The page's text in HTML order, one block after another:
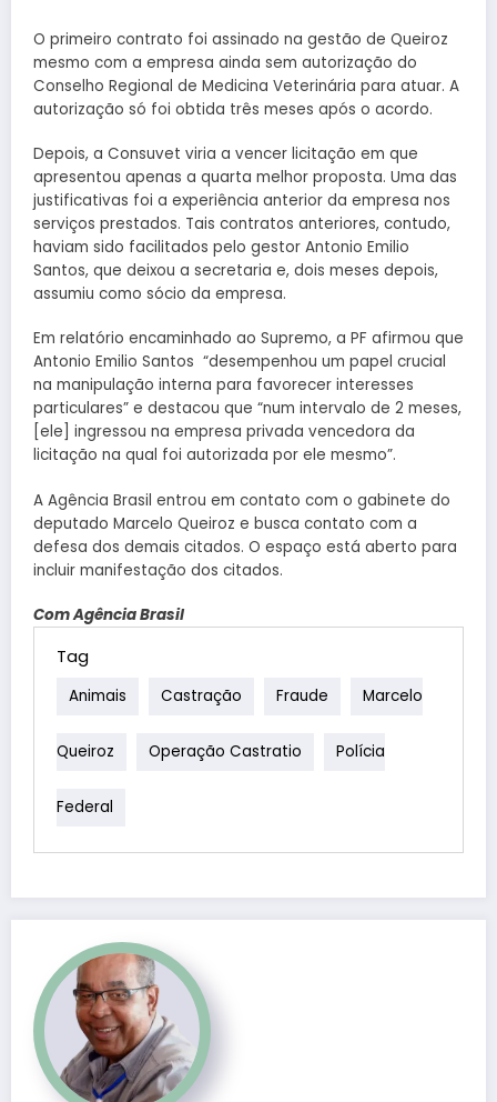
O primeiro contrato foi assinado na gestão de Queiroz
mesmo com a empresa ainda sem autorização do
Conselho Regional de Medicina Veterinária para atuar. A
autorização só foi obtida três meses após o acordo.
Depois, a Consuvet viria a vencer licitação em que
apresentou apenas a quarta melhor proposta. Uma das
justificativas foi a experiência anterior da empresa nos
serviços prestados. Tais contratos anteriores, contudo,
haviam sido facilitados pelo gestor Antonio Emilio
Santos, que deixou a secretaria e, dois meses depois,
assumiu como sócio da empresa.
Em relatório encaminhado ao Supremo, a PF afirmou que
Antonio Emilio Santos “desempenhou um papel crucial
na manipulação interna para favorecer interesses
particulares” e destacou que “num intervalo de 2 meses,
[ele] ingressou na empresa privada vencedora da
licitação na qual foi autorizada por ele mesmo”.
A Agência Brasil entrou em contato com o gabinete do
deputado Marcelo Queiroz e busca contato com a
defesa dos demais citados. O espaço está aberto para
incluir manifestação dos citados.
Com Agência Brasil
Tag
Animais Castração Fraude Marcelo
Queiroz Operação Castratio Polícia
Federal